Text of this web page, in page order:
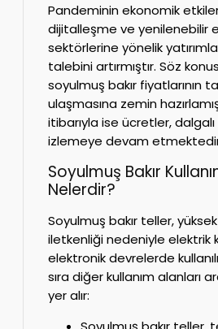
Pandeminin ekonomik
dijitalleşme ve yenilenebilir
sektörlerine yönelik
talebini artırmıştır. Söz
soyulmuş bakır fiyatlarının
ulaşmasına zemin
itibarıyla ise ücretler,
izlemeye devam
Soyulmuş Bakır
Nelerdir?
Soyulmuş bakır teller,
iletkenliği nedeniyle elektrik
elektronik devrelerde
sıra diğer kullanım alanları
yer alır: